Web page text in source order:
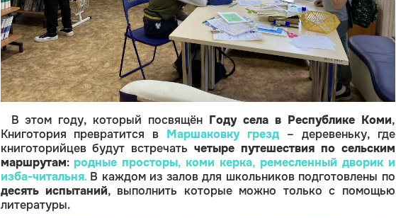
В этом году, который посвящён Году села в Республике Коми,
Книготория превратится в Маршаковку грезд– деревеньку, где
книготорийцев будут встречать четыре путешествия по сельским
маршрутам: родные просторы, коми керка, ремесленный дворик и
изба-читальня.В каждом из залов для школьников подготовлены по
десять испытаний, выполнить которые можно только с помощью
литературы.